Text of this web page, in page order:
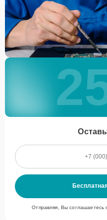
Отправляя, Вы соглашаетесь